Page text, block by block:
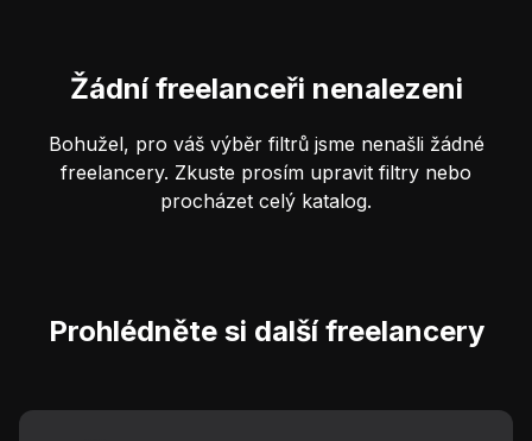
Žádní freelanceři nenalezeni
Bohužel, pro váš výběr filtrů jsme nenašli žádné
freelancery. Zkuste prosím upravit filtry nebo
procházet celý katalog.
Prohlédněte si další freelancery